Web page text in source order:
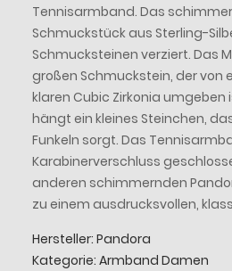
Tennisarmband. Das
Schmuckstück aus Sterling-
Schmucksteinen verziert. Das
großen Schmuckstein, der von
klaren Cubic Zirkonia umgeben
hängt ein kleines Steinchen,
Funkeln sorgt. Das
Karabinerverschluss
anderen schimmernden
zu einem ausdrucksvollen,
Hersteller: Pandora
Kategorie: Armband Damen